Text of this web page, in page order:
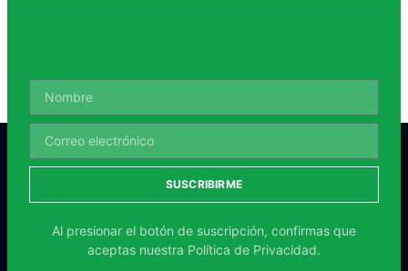
SUSCRIBIRME
Al presionar el botón de suscripción, confirmas que
aceptas nuestra Política de Privacidad.